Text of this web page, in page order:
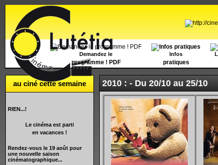
Accueil Demandez le
programme ! PDF
Infos
pratiques
au ciné cette semaine
RIEN...!
Le cinéma est parti
en vacances !
Rendez-vous le 19 août pour
une nouvelle saison
cinématographique...
2010 : - Du 20/10 au 25/10